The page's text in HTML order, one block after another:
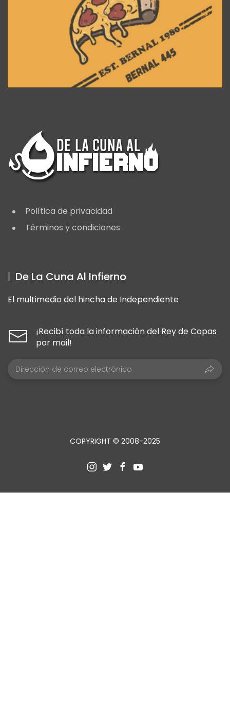
Política de privacidad
Términos y condiciones
De La Cuna Al Infierno
El multimedio del hincha de Independiente
¡Recibí toda la información del Rey de Copas
por mail!
COPYRIGHT © 2008-2025